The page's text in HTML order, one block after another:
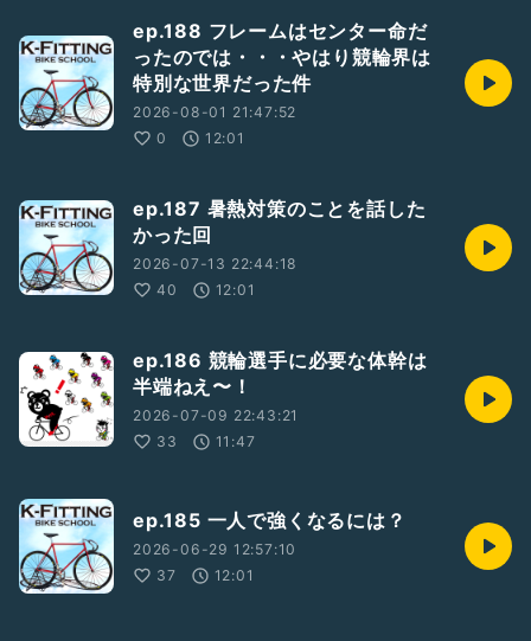
ep.188 フレームはセンター命だ
ったのでは・・・やはり競輪界は
特別な世界だった件
2026-08-01 21:47:52
0
12:01
ep.187 暑熱対策のことを話した
かった回
2026-07-13 22:44:18
40
12:01
ep.186 競輪選手に必要な体幹は
半端ねえ〜！
2026-07-09 22:43:21
33
11:47
ep.185 一人で強くなるには？
2026-06-29 12:57:10
37
12:01